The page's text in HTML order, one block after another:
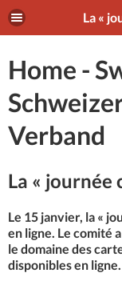
La «
Home -
Verband
La «
Le 15 janvier, la «
en ligne. Le comité
le domaine des
disponibles en ligne.